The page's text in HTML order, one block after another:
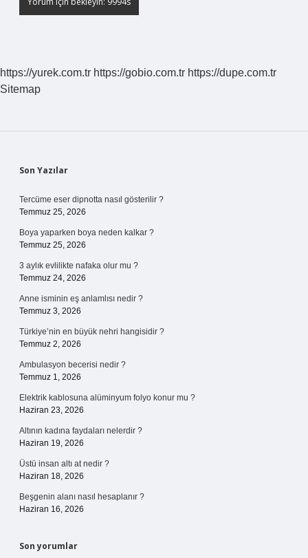
https://yurek.com.tr https://gobio.com.tr https://dupe.com.tr
Sitemap
Sidebar
Son Yazılar
Tercüme eser dipnotta nasıl gösterilir ?
Temmuz 25, 2026
Boya yaparken boya neden kalkar ?
Temmuz 25, 2026
3 aylık evlilikte nafaka olur mu ?
Temmuz 24, 2026
Anne isminin eş anlamlısı nedir ?
Temmuz 3, 2026
Türkiye’nin en büyük nehri hangisidir ?
Temmuz 2, 2026
Ambulasyon becerisi nedir ?
Temmuz 1, 2026
Elektrik kablosuna alüminyum folyo konur mu ?
Haziran 23, 2026
Altının kadına faydaları nelerdir ?
Haziran 19, 2026
Üstü insan altı at nedir ?
Haziran 18, 2026
Beşgenin alanı nasıl hesaplanır ?
Haziran 16, 2026
Son yorumlar